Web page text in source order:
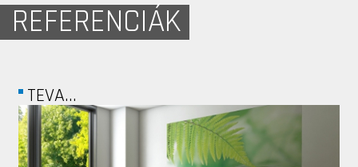
REFERENCIÁK
AVIS BUDGET...